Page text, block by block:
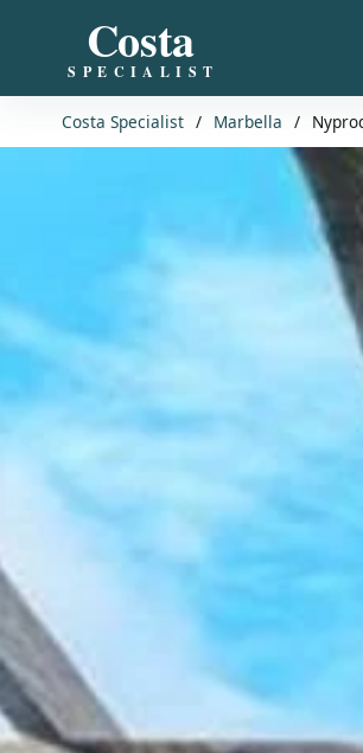
Costa
SPECIALIST
Costa Specialist / Marbella /